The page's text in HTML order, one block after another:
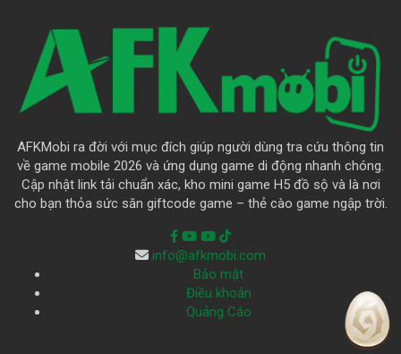
AFKMobi ra đời với mục đích giúp người dùng tra cứu thông tin
về game mobile 2026 và ứng dụng game di động nhanh chóng.
Cập nhật link tải chuẩn xác, kho mini game H5 đồ sộ và là nơi
cho bạn thỏa sức săn giftcode game – thẻ cào game ngập trời.
info@afkmobi.com
Bảo mật
Điều khoản
Quảng Cáo